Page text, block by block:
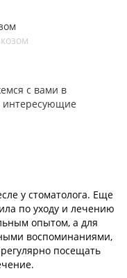
с вами в
интересующие
у стоматолога. Еще
по уходу и лечению
опытом, а для
воспоминаниями,
посещать